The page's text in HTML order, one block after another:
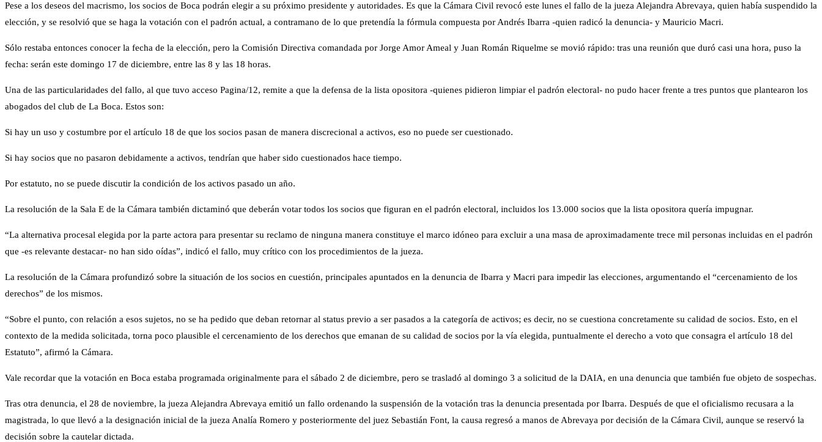
Pese a los deseos del macrismo, los socios de Boca podrán elegir a su próximo presidente y autoridades. Es que la Cámara Civil revocó este lunes el fallo de la jueza Alejandra Abrevaya, quien había suspendido la
elección, y se resolvió que se haga la votación con el padrón actual, a contramano de lo que pretendía la fórmula compuesta por Andrés Ibarra -quien radicó la denuncia- y Mauricio Macri.
Sólo restaba entonces conocer la fecha de la elección, pero la Comisión Directiva comandada por Jorge Amor Ameal y Juan Román Riquelme se movió rápido: tras una reunión que duró casi una hora, puso la
fecha: serán este domingo 17 de diciembre, entre las 8 y las 18 horas.
Una de las particularidades del fallo, al que tuvo acceso Pagina/12, remite a que la defensa de la lista opositora -quienes pidieron limpiar el padrón electoral- no pudo hacer frente a tres puntos que plantearon los
abogados del club de La Boca. Estos son:
Si hay un uso y costumbre por el artículo 18 de que los socios pasan de manera discrecional a activos, eso no puede ser cuestionado.
Si hay socios que no pasaron debidamente a activos, tendrían que haber sido cuestionados hace tiempo.
Por estatuto, no se puede discutir la condición de los activos pasado un año.
La resolución de la Sala E de la Cámara también dictaminó que deberán votar todos los socios que figuran en el padrón electoral, incluidos los 13.000 socios que la lista opositora quería impugnar.
“La alternativa procesal elegida por la parte actora para presentar su reclamo de ninguna manera constituye el marco idóneo para excluir a una masa de aproximadamente trece mil personas incluidas en el padrón
que -es relevante destacar- no han sido oídas”, indicó el fallo, muy crítico con los procedimientos de la jueza.
La resolución de la Cámara profundizó sobre la situación de los socios en cuestión, principales apuntados en la denuncia de Ibarra y Macri para impedir las elecciones, argumentando el “cercenamiento de los
derechos” de los mismos.
“Sobre el punto, con relación a esos sujetos, no se ha pedido que deban retornar al status previo a ser pasados a la categoría de activos; es decir, no se cuestiona concretamente su calidad de socios. Esto, en el
contexto de la medida solicitada, torna poco plausible el cercenamiento de los derechos que emanan de su calidad de socios por la vía elegida, puntualmente el derecho a voto que consagra el artículo 18 del
Estatuto”, afirmó la Cámara.
Vale recordar que la votación en Boca estaba programada originalmente para el sábado 2 de diciembre, pero se trasladó al domingo 3 a solicitud de la DAIA, en una denuncia que también fue objeto de sospechas.
Tras otra denuncia, el 28 de noviembre, la jueza Alejandra Abrevaya emitió un fallo ordenando la suspensión de la votación tras la denuncia presentada por Ibarra. Después de que el oficialismo recusara a la
magistrada, lo que llevó a la designación inicial de la jueza Analía Romero y posteriormente del juez Sebastián Font, la causa regresó a manos de Abrevaya por decisión de la Cámara Civil, aunque se reservó la
decisión sobre la cautelar dictada.